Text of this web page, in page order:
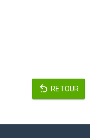
RETOUR